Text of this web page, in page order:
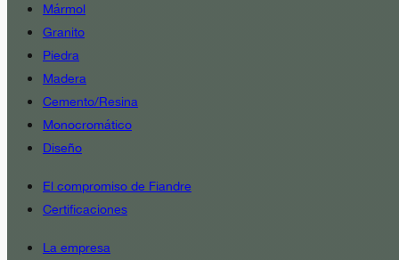
Mármol
Granito
Piedra
Madera
Cemento/Resina
Monocromático
Diseño
El compromiso de Fiandre
Certificaciones
La empresa